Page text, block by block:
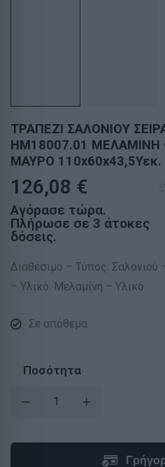
ΤΡΑΠΕΖΙ ΣΑΛΟΝΙΟΥ
HM18007.01 ΜΕΛΑΜΙΝΗ
ΜΑΥΡΟ 110x60x43,5Υεκ.
126,08 €
Αγόρασε τώρα.
Πλήρωσε σε 3 άτοκες
δόσεις.
Διαθέσιμο – Τύπος: Σαλονιού
– Υλικό: Μελαμίνη – Υλικό
Σε απόθεμα
Ποσότητα